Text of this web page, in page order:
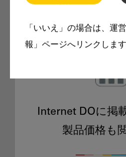
「いいえ」の場合は、運
報」ページへリンクします
Internet DOに掲
製品価格も